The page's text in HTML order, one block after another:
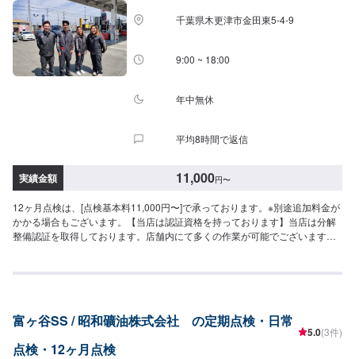
千葉県木更津市金田東5-4-9
9:00 ~ 18:00
年中無休
平均8時間で返信
実績金額 11,000円〜
12ヶ月点検は、[点検基本料11,000円〜]で承っております。※別途追加料金が
かかる場合もございます。【当店は認証資格を持っております】当店は分解
整備認証を取得しております。店舗内にて多くの作業が可能でございます。
富ヶ谷SS / 昭和礦油株式会社 の定期点検・日常
点検・12ヶ月点検
5.0(3件)